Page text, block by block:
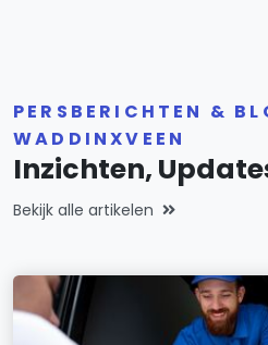
PERSBERICHTEN &
WADDINXVEEN
Inzichten,
Bekijk alle artikelen